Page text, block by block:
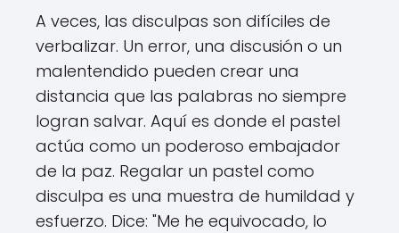
A veces, las disculpas son difíciles de
verbalizar. Un error, una discusión o un
malentendido pueden crear una
distancia que las palabras no siempre
logran salvar. Aquí es donde el pastel
actúa como un poderoso embajador
de la paz. Regalar un pastel como
disculpa es una muestra de humildad y
esfuerzo. Dice: "Me he equivocado, lo